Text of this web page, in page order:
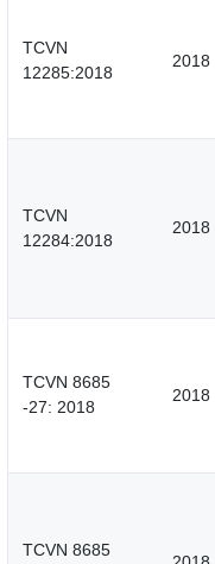
TCVN
12285:2018
2018
TCVN
12284:2018
2018
TCVN 8685
-27: 2018
2018
TCVN 8685